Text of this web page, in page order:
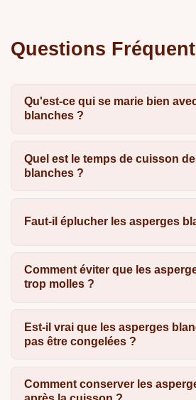
Questions
Qu'est-ce qui se marie bien
blanches ?
Quel est le temps de cuisson
blanches ?
Faut-il éplucher les asperges
Comment éviter que les
trop molles ?
Est-il vrai que les asperges
pas être congelées ?
Comment conserver les